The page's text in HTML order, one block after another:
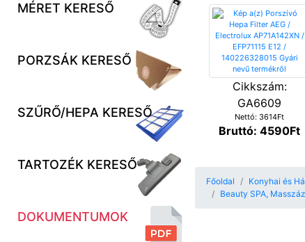
MÉRET KERESŐ
PORZSÁK KERESŐ
SZŰRŐ/HEPA KERESŐ
TARTOZÉK KERESŐ
DOKUMENTUMOK
Cikkszám:
GA6609
Nettó: 3614Ft
Bruttó: 4590Ft
Főoldal
Konyhai és
Beauty SPA,